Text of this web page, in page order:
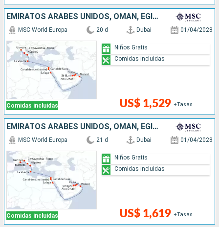
EMIRATOS ÁRABES UNIDOS, OMAN, EGIPTO, MALTA, ITALIA
Comidas incluidas
MSC World Europa 20 d Dubai 01/04/2028
US$ 1,529 +Tasas
Niños Gratis
Comidas incluidas
EMIRATOS ÁRABES UNIDOS, OMAN, EGIPTO, MALTA, ITALIA, FRANCIA
Comidas incluidas
MSC World Europa 21 d Dubai 01/04/2028
US$ 1,619 +Tasas
Niños Gratis
Comidas incluidas